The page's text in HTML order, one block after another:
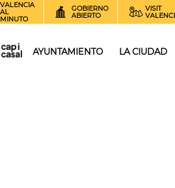
VALENCIA
AL
MINUTO
GOBIERNO
ABIERTO
VISIT
AYUNTAMIENTO LA CIUDAD